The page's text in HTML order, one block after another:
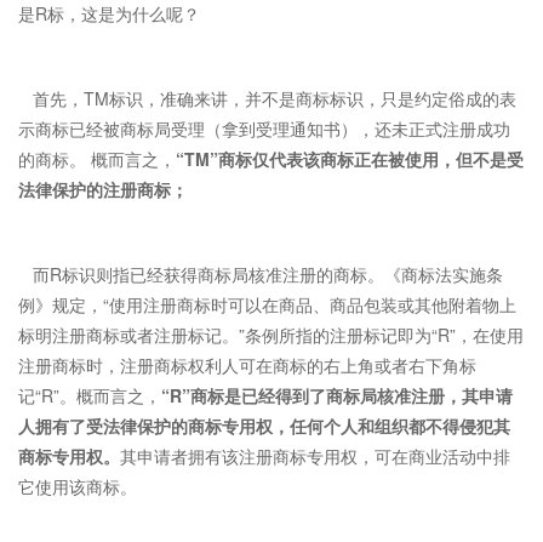
是R标，这是为什么呢？
首先，TM标识，准确来讲，并不是商标标识，只是约定俗成的表
示商标已经被商标局受理（拿到受理通知书），还未正式注册成功
的商标。 概而言之， “TM”商标仅代表该商标正在被使用，但不是受
法律保护的注册商标；
而R标识则指已经获得商标局核准注册的商标。《商标法实施条
例》规定，“使用注册商标时可以在商品、商品包装或其他附着物上
标明注册商标或者注册标记。”条例所指的注册标记即为“R”，在使用
注册商标时，注册商标权利人可在商标的右上角或者右下角标
记“R”。概而言之， “R”商标是已经得到了商标局核准注册，其申请
人拥有了受法律保护的商标专用权，任何个人和组织都不得侵犯其
商标专用权。 其申请者拥有该注册商标专用权，可在商业活动中排
它使用该商标。